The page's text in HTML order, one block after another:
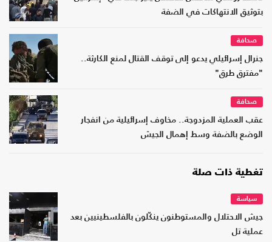
بتوثيق الانتهاكات في الضفة
صحافة
جنرال إسرائيلي يدعو إلى توقف القتال لمنع الكارثة..
"مفترق طرق"
صحافة
عقب العملية المزدوجة.. مخاوف إسرائيلية من انفجار
الوضع بالضفة وسط إهمال الجيش
تغطية ذات صلة
سياسة
جيش الاحتلال والمستوطنون ينكّلون بالفلسطينيين بعد
عملية تل